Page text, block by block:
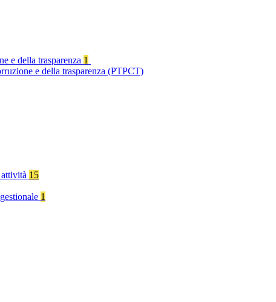
e della trasparenza 1
e della trasparenza (PTPCT)
15
1